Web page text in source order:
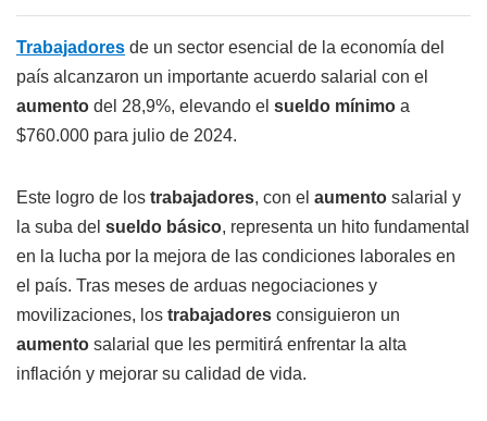
Trabajadores de un sector esencial de la economía del
país alcanzaron un importante acuerdo salarial con el
aumento del 28,9%, elevando el sueldo mínimo a
$760.000 para julio de 2024.
Este logro de los trabajadores, con el aumento salarial y
la suba del sueldo básico, representa un hito fundamental
en la lucha por la mejora de las condiciones laborales en
el país. Tras meses de arduas negociaciones y
movilizaciones, los trabajadores consiguieron un
aumento salarial que les permitirá enfrentar la alta
inflación y mejorar su calidad de vida.